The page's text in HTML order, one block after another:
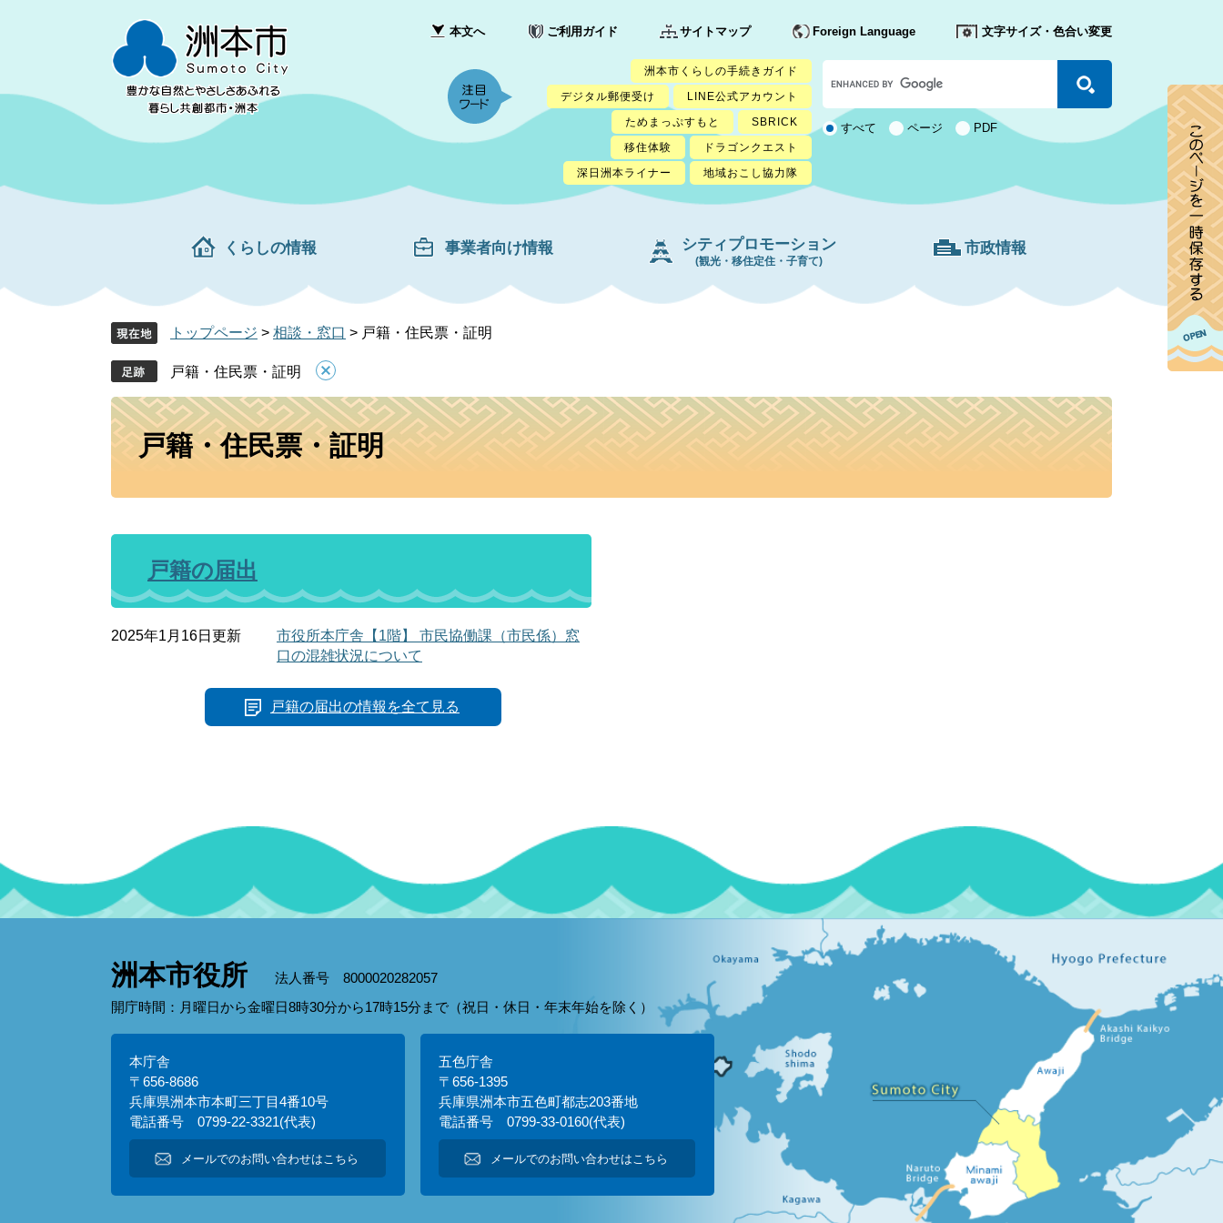
先
を
て
本文へ ご利用ガイド サイトマップ Foreign Language 文字サイズ・色合い変更
洲本市くらしの手続きガイド
デジタル郵便受け
LINE公式アカウント
ためまっぷすもと
SBRICK
移住体験
ドラゴンクエスト
深日洲本ライナー
地域おこし協力隊
カ
ス
タ
ム
検 すべて ページ PDF
くらしの情報 事業者向け情報 シティプロモーション
(観光・移住定住・子育て)
市政情報
トップページ > 相談・窓口 > 戸籍・住民票・証明
戸籍・住民票・証明
本
戸籍・住民票・証明
戸籍の届出
2025年1月16日更新
市役所本庁舎【1階】 市民協働課（市民係）窓
口の混雑状況について
戸籍の届出の情報を全て見る
洲本市役所
法人番号 8000020282057
開庁時間：月曜日から金曜日8時30分から17時15分まで（祝日・休日・年末年始を除く）
本庁舎
〒656-8686
兵庫県洲本市本町三丁目4番10号
電話番号 0799-22-3321(代表)
メールでのお問い合わせはこちら
五色庁舎
〒656-1395
兵庫県洲本市五色町都志203番地
電話番号 0799-33-0160(代表)
メールでのお問い合わせはこちら